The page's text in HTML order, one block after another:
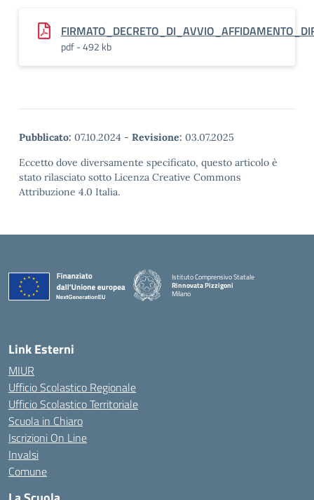
pdf - 492 kb
Pubblicato: 07.10.2024 - Revisione: 03.07.2025
Eccetto dove diversamente specificato, questo articolo è
stato rilasciato sotto Licenza Creative Commons
Attribuzione 4.0 Italia.
Istituto Comprensivo Statale
Rinnovata Pizzigoni
Milano
Link Esterni
MIUR
Ufficio Scolastico Regionale
Ufficio Scolastico Territoriale
Scuola in Chiaro
Iscrizioni On Line
Invalsi
Comune